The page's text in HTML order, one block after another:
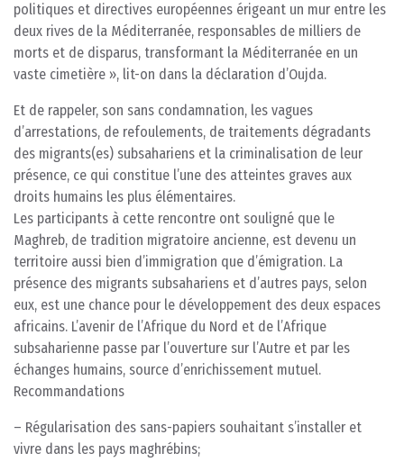
politiques et directives européennes érigeant un mur entre les
deux rives de la Méditerranée, responsables de milliers de
morts et de disparus, transformant la Méditerranée en un
vaste cimetière », lit-on dans la déclaration d’Oujda.
Et de rappeler, son sans condamnation, les vagues
d’arrestations, de refoulements, de traitements dégradants
des migrants(es) subsahariens et la criminalisation de leur
présence, ce qui constitue l’une des atteintes graves aux
droits humains les plus élémentaires.
Les participants à cette rencontre ont souligné que le
Maghreb, de tradition migratoire ancienne, est devenu un
territoire aussi bien d’immigration que d’émigration. La
présence des migrants subsahariens et d’autres pays, selon
eux, est une chance pour le développement des deux espaces
africains. L’avenir de l’Afrique du Nord et de l’Afrique
subsaharienne passe par l’ouverture sur l’Autre et par les
échanges humains, source d’enrichissement mutuel.
Recommandations
– Régularisation des sans-papiers souhaitant s’installer et
vivre dans les pays maghrébins;